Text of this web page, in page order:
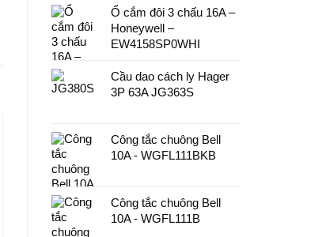
Ổ cắm đôi 3 chấu 16A –
Honeywell –
EW4158SP0WHI
Cầu dao cách ly Hager
3P 63A JG363S
Công tắc chuông Bell
10A - WGFL111BKB
Công tắc chuông Bell
10A - WGFL111B